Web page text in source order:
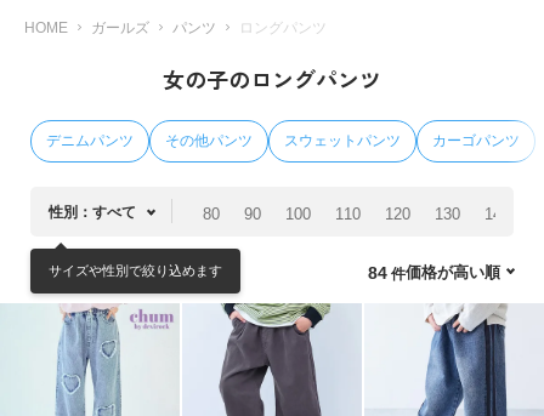
カ
ら
HOME ガールズ パンツ ロングパンツ
女の子のロングパンツ
デニムパンツ その他パンツ スウェットパンツ カーゴパンツ
性別：すべて 80 90 100 110 120 130 140
サイズや性別で絞り込めます 価格が高い順
84